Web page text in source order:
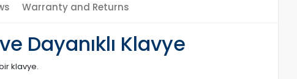
Warranty and Returns
Dayanıklı Klavye
klavye.